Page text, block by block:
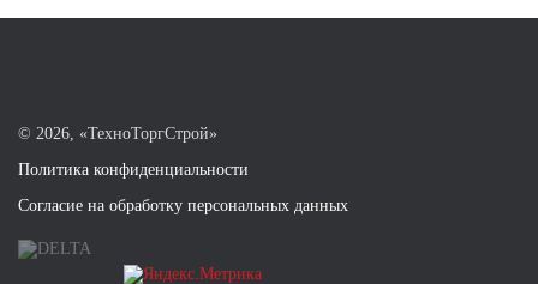
© 2026, «ТехноТоргСтрой»
Политика конфиденциальности
Согласие на обработку персональных данных